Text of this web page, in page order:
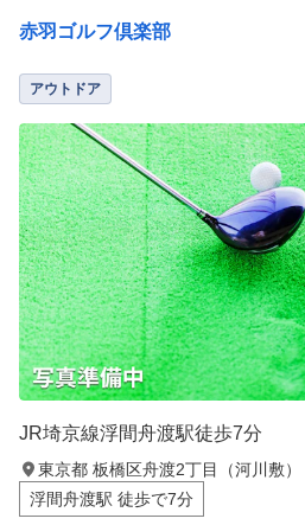
赤羽ゴルフ倶楽部
アウトドア
JR埼京線浮間舟渡駅徒歩7分
東京都 板橋区舟渡2丁目（河川敷）
浮間舟渡駅 徒歩で7分